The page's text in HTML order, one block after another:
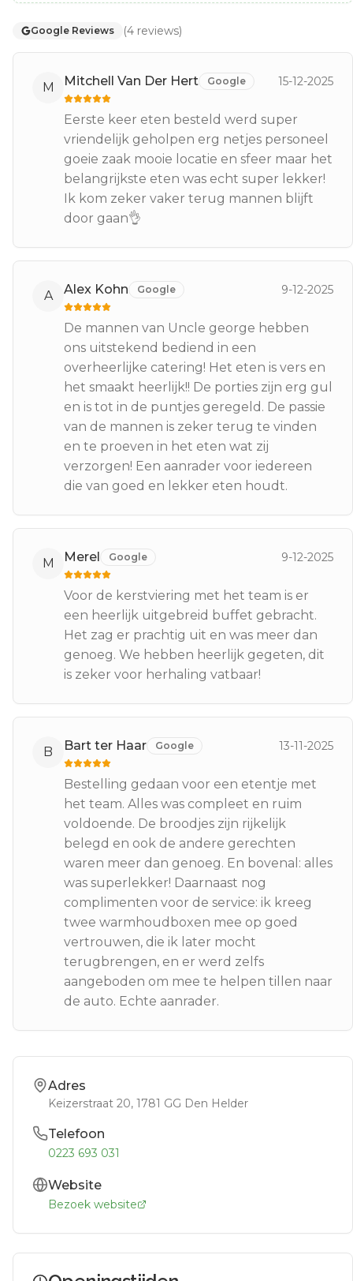
Google Reviews (4 reviews)
M Mitchell Van Der Hert Google 15-12-2025
Eerste keer eten besteld werd super
vriendelijk geholpen erg netjes personeel
goeie zaak mooie locatie en sfeer maar het
belangrijkste eten was echt super lekker!
Ik kom zeker vaker terug mannen blijft
door gaan👌
A Alex Kohn Google 9-12-2025
De mannen van Uncle george hebben
ons uitstekend bediend in een
overheerlijke catering! Het eten is vers en
het smaakt heerlijk!! De porties zijn erg gul
en is tot in de puntjes geregeld. De passie
van de mannen is zeker terug te vinden
en te proeven in het eten wat zij
verzorgen! Een aanrader voor iedereen
die van goed en lekker eten houdt.
M Merel Google 9-12-2025
Voor de kerstviering met het team is er
een heerlijk uitgebreid buffet gebracht.
Het zag er prachtig uit en was meer dan
genoeg. We hebben heerlijk gegeten, dit
is zeker voor herhaling vatbaar!
B Bart ter Haar Google 13-11-2025
Bestelling gedaan voor een etentje met
het team. Alles was compleet en ruim
voldoende. De broodjes zijn rijkelijk
belegd en ook de andere gerechten
waren meer dan genoeg. En bovenal: alles
was superlekker! Daarnaast nog
complimenten voor de service: ik kreeg
twee warmhoudboxen mee op goed
vertrouwen, die ik later mocht
terugbrengen, en er werd zelfs
aangeboden om mee te helpen tillen naar
de auto. Echte aanrader.
Adres
Keizerstraat 20, 1781 GG Den Helder
Telefoon
0223 693 031
Website
Bezoek website